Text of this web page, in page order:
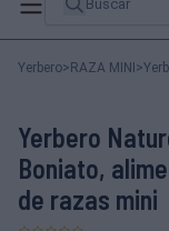
Yerbero> RAZA MINI >
Yerbero
Boniato,
de razas mini